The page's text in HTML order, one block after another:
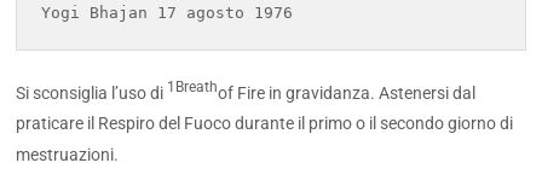
Si sconsiglia l’uso di 1Breathof Fire in gravidanza. Astenersi dal
praticare il Respiro del Fuoco durante il primo o il secondo giorno di
mestruazioni.